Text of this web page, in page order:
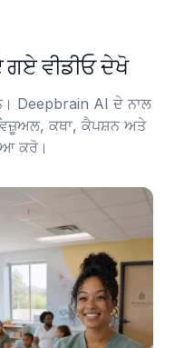
ਗਏ ਵੀਡੀਓ ਦੇਖੋ
Deepbrain AI ਦੇ ਨਾਲ
ਕਥਾ, ਕੈਪਸ਼ਨ ਅਤੇ
ਕਰੋ।